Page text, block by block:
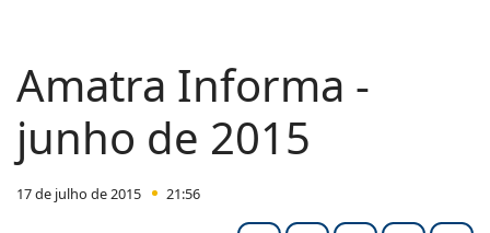
Amatra Informa -
junho de 2015
17 de julho de 2015 21:56